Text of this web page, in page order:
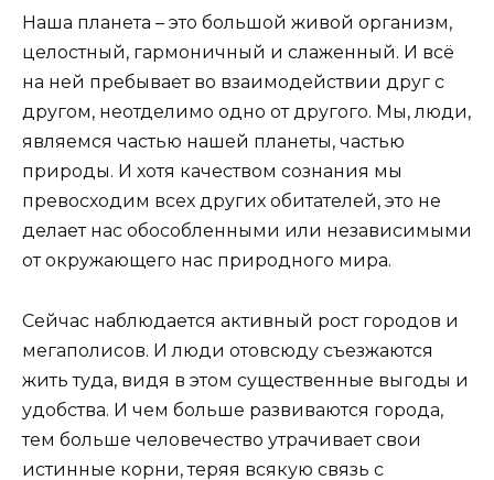
Наша планета – это большой живой организм,
целостный, гармоничный и слаженный. И всё
на ней пребывает во взаимодействии друг с
другом, неотделимо одно от другого. Мы, люди,
являемся частью нашей планеты, частью
природы. И хотя качеством сознания мы
превосходим всех других обитателей, это не
делает нас обособленными или независимыми
от окружающего нас природного мира.
Сейчас наблюдается активный рост городов и
мегаполисов. И люди отовсюду съезжаются
жить туда, видя в этом существенные выгоды и
удобства. И чем больше развиваются города,
тем больше человечество утрачивает свои
истинные корни, теряя всякую связь с